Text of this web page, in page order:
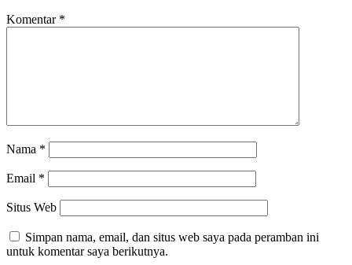
Komentar *
Nama *
Email *
Situs Web
Simpan nama, email, dan situs web saya pada peramban ini
untuk komentar saya berikutnya.